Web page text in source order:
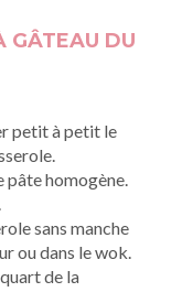
GÂTEAU DU
petit à petit le
pâte homogène.
sans manche
ou dans le wok.
de la